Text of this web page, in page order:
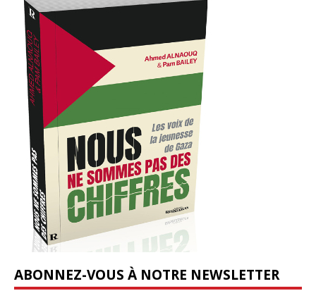
ABONNEZ-VOUS À NOTRE NEWSLETTER